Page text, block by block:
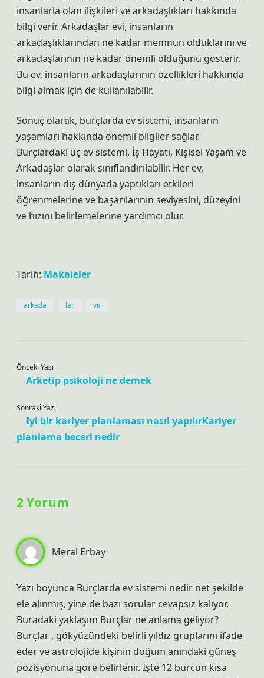
insanlarla olan ilişkileri ve arkadaşlıkları hakkında
bilgi verir. Arkadaşlar evi, insanların
arkadaşlıklarından ne kadar memnun olduklarını ve
arkadaşlarının ne kadar önemli olduğunu gösterir.
Bu ev, insanların arkadaşlarının özellikleri hakkında
bilgi almak için de kullanılabilir.
Sonuç olarak, burçlarda ev sistemi, insanların
yaşamları hakkında önemli bilgiler sağlar.
Burçlardaki üç ev sistemi, İş Hayatı, Kişisel Yaşam ve
Arkadaşlar olarak sınıflandırılabilir. Her ev,
insanların dış dünyada yaptıkları etkileri
öğrenmelerine ve başarılarının seviyesini, düzeyini
ve hızını belirlemelerine yardımcı olur.
Tarih: Makaleler
arkada lar ve
Önceki Yazı
Arketip psikoloji ne demek
Sonraki Yazı
Iyi bir kariyer planlaması nasıl yapılırKariyer
planlama beceri nedir
2 Yorum
Meral Erbay
Yazı boyunca Burçlarda ev sistemi nedir net şekilde
ele alınmış, yine de bazı sorular cevapsız kalıyor.
Buradaki yaklaşım Burçlar ne anlama geliyor?
Burçlar , gökyüzündeki belirli yıldız gruplarını ifade
eder ve astrolojide kişinin doğum anındaki güneş
pozisyonuna göre belirlenir. İşte 12 burcun kısa